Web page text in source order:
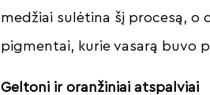
medžiai sulėtina šį procesą, o
pigmentai, kurie vasarą buvo
Geltoni ir oranžiniai atspalviai